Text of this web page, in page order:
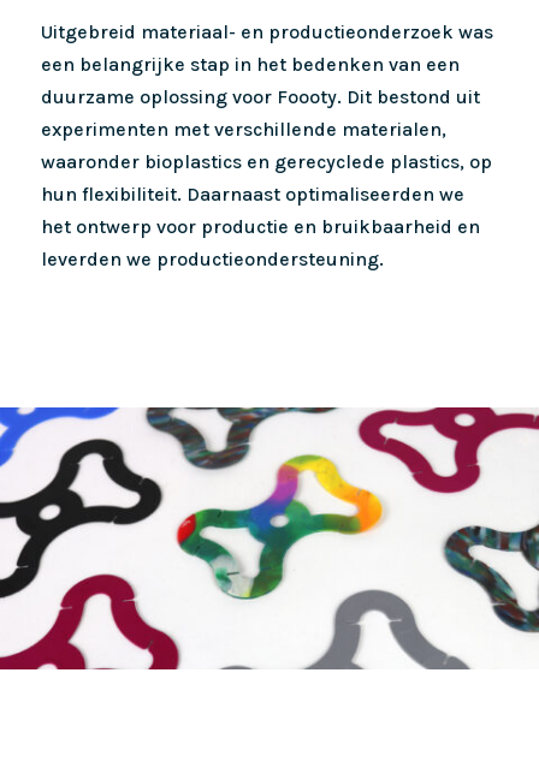
Uitgebreid materiaal- en productieonderzoek was
een belangrijke stap in het bedenken van een
duurzame oplossing voor Foooty. Dit bestond uit
experimenten met verschillende materialen,
waaronder bioplastics en gerecyclede plastics, op
hun flexibiliteit. Daarnaast optimaliseerden we
het ontwerp voor productie en bruikbaarheid en
leverden we productieondersteuning.